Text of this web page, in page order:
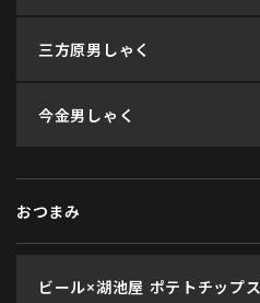
三方原男しゃく
今金男しゃく
おつまみ
ビール×湖池屋 ポテトチップス